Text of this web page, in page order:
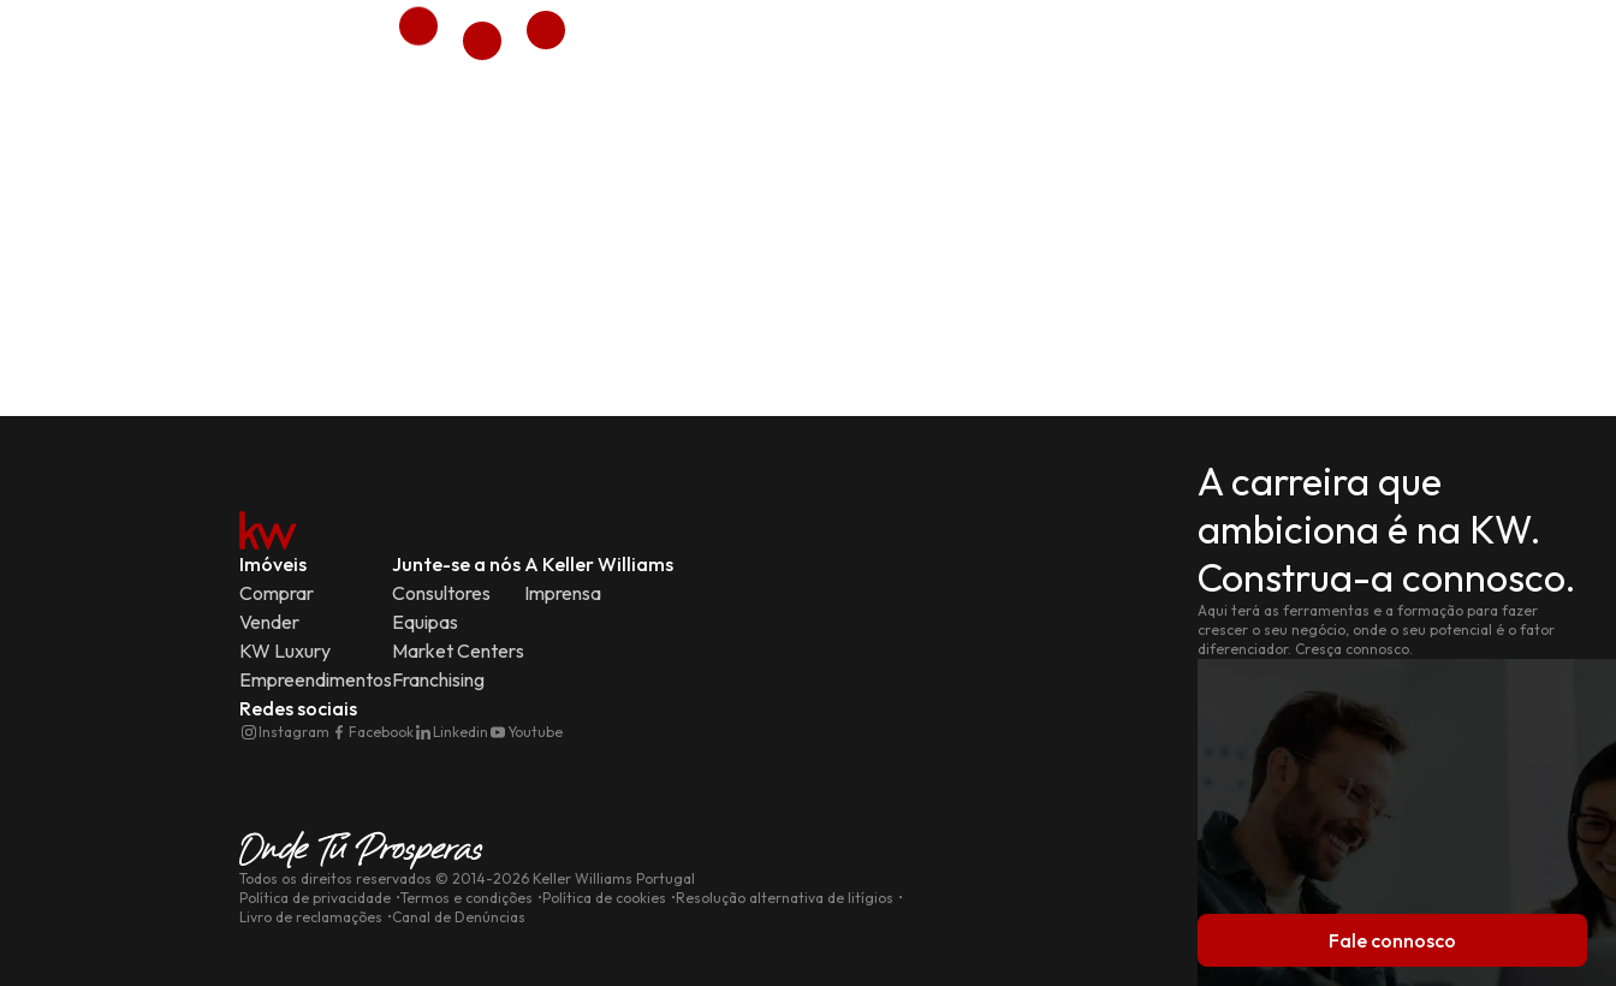
A carreira que
ambiciona é na KW.
Construa-a connosco.
Aqui terá as ferramentas e a formação para fazer
crescer o seu negócio, onde o seu potencial é o fator
diferenciador. Cresça connosco.
Fale connosco
Imóveis
Comprar
Vender
KW Luxury
Empreendimentos
Junte-se a nós
Consultores
Equipas
Market Centers
Franchising
A Keller Williams
Imprensa
Redes sociais
Instagram Facebook Linkedin Youtube
Todos os direitos reservados © 2014-2026 Keller Williams Portugal
Política de privacidade Termos e condições Política de cookies
Resolução alternativa de litígios
Livro de reclamações
Canal de Denúncias